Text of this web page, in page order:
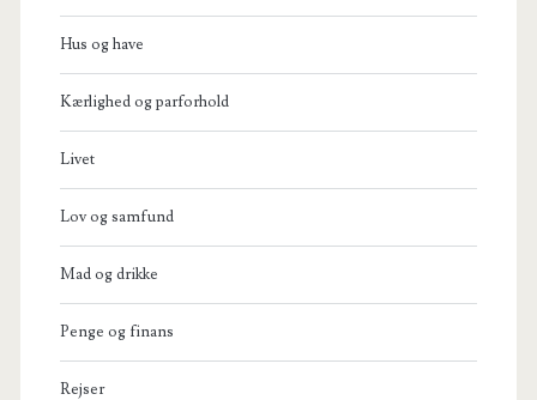
Hus og have
Kærlighed og parforhold
Livet
Lov og samfund
Mad og drikke
Penge og finans
Rejser